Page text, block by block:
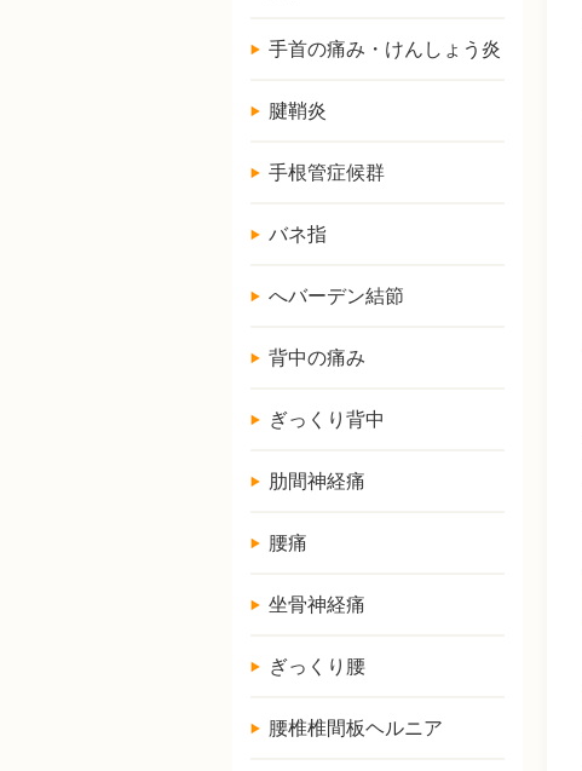
手首の痛み・けんしょう炎
腱鞘炎
手根管症候群
バネ指
へバーデン結節
背中の痛み
ぎっくり背中
肋間神経痛
腰痛
坐骨神経痛
ぎっくり腰
腰椎椎間板ヘルニア